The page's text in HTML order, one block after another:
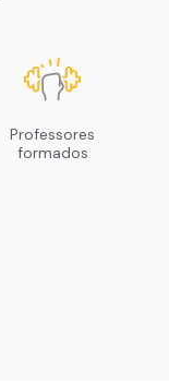
Professores
formados